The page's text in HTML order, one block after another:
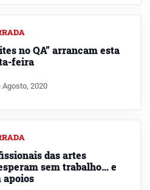
no QA” arrancam esta
feira
Agosto, 2020
das artes
sem trabalho… e
apoios